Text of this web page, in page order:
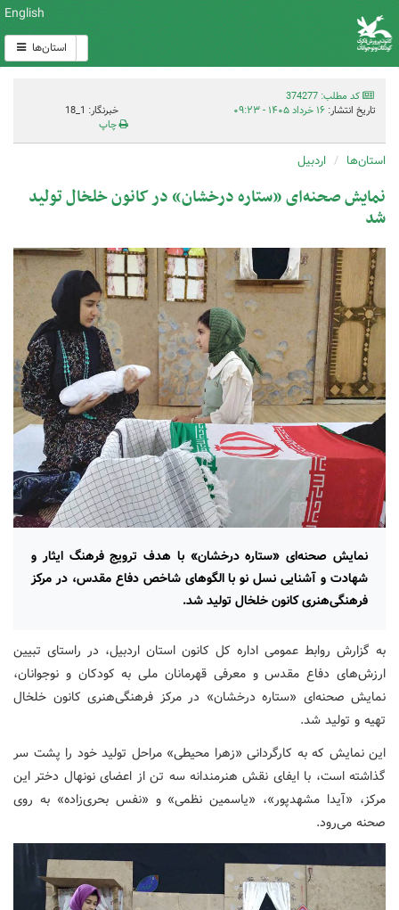
English
استان‌ها
کد مطلب: 374277
تاریخ انتشار: ۱۶ خرداد ۱۴۰۵ - ۰۹:۲۳
خبرنگار: 1_18
چاپ
استان‌ها اردبیل
نمایش صحنه‌ای «ستاره درخشان» در کانون خلخال تولید
شد
نمایش صحنه‌ای «ستاره درخشان» با هدف ترویج فرهنگ ایثار و
شهادت و آشنایی نسل نو با الگوهای شاخص دفاع مقدس، در مرکز
فرهنگی‌هنری کانون خلخال تولید شد.
به گزارش روابط عمومی اداره کل کانون استان اردبیل، در راستای تبیین
ارزش‌های دفاع مقدس و معرفی قهرمانان ملی به کودکان و نوجوانان،
نمایش صحنه‌ای «ستاره درخشان» در مرکز فرهنگی‌هنری کانون خلخال
تهیه و تولید شد.
این نمایش که به کارگردانی «زهرا محیطی» مراحل تولید خود را پشت سر
گذاشته است، با ایفای نقش هنرمندانه سه تن از اعضای نونهال دختر این
مرکز، «آیدا مشهدپور»، «یاسمین نظمی» و «نفس بحری‌زاده» به روی
صحنه می‌رود.